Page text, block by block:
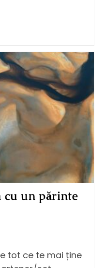
cu un părinte
tot ce te mai ține